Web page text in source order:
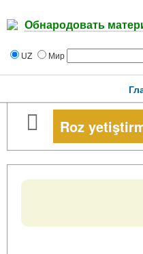
Обнародовать
UZ Мир
Roz